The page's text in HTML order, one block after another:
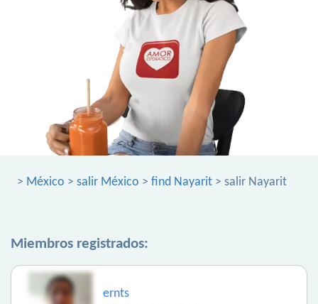
> México > salir México > find Nayarit > salir Nayarit
Miembros registrados:
ernts